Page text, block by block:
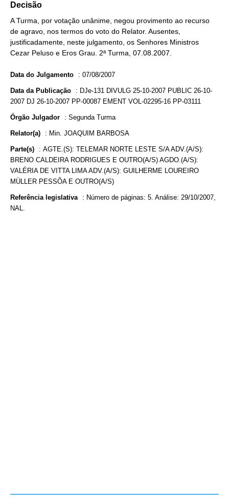
Decisão
A Turma, por votação unânime, negou provimento ao recurso
de agravo, nos termos do voto do Relator. Ausentes,
justificadamente, neste julgamento, os Senhores Ministros
Cezar Peluso e Eros Grau. 2ª Turma, 07.08.2007.
Data do Julgamento : 07/08/2007
Data da Publicação : DJe-131 DIVULG 25-10-2007 PUBLIC 26-10-
2007 DJ 26-10-2007 PP-00087 EMENT VOL-02295-16 PP-03111
Órgão Julgador : Segunda Turma
Relator(a) : Min. JOAQUIM BARBOSA
Parte(s) : AGTE.(S): TELEMAR NORTE LESTE S/A ADV.(A/S):
BRENO CALDEIRA RODRIGUES E OUTRO(A/S) AGDO.(A/S):
VALÉRIA DE VITTA LIMA ADV.(A/S): GUILHERME LOUREIRO
MÜLLER PESSÔA E OUTRO(A/S)
Referência legislativa : Número de páginas: 5. Análise: 29/10/2007,
NAL.